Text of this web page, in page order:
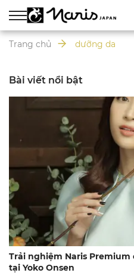
Trang chủ dưỡng da
Bài viết nổi bật
Trải nghiệm Naris
tại Yoko Onsen